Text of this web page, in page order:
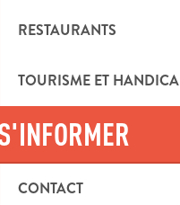
RESTAURANTS
TOURISME ET
CONTACT
05▒▒